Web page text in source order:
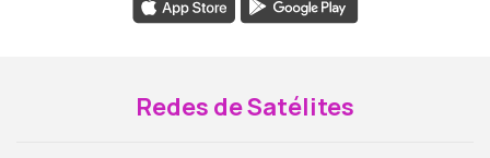
Redes de Satélites